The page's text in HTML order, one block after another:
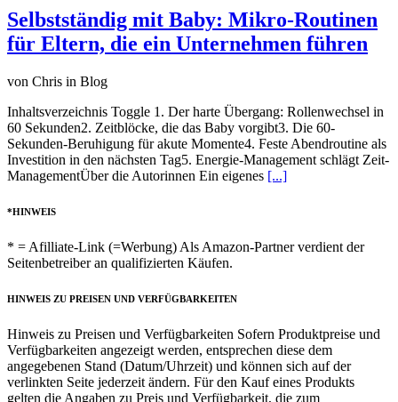
Selbstständig mit Baby: Mikro-Routinen
für Eltern, die ein Unternehmen führen
von Chris in Blog
Inhaltsverzeichnis Toggle 1. Der harte Übergang: Rollenwechsel in
60 Sekunden2. Zeitblöcke, die das Baby vorgibt3. Die 60-
Sekunden-Beruhigung für akute Momente4. Feste Abendroutine als
Investition in den nächsten Tag5. Energie-Management schlägt Zeit-
ManagementÜber die Autorinnen Ein eigenes [...]
*HINWEIS
* = Afilliate-Link (=Werbung) Als Amazon-Partner verdient der
Seitenbetreiber an qualifizierten Käufen.
HINWEIS ZU PREISEN UND VERFÜGBARKEITEN
Hinweis zu Preisen und Verfügbarkeiten Sofern Produktpreise und
Verfügbarkeiten angezeigt werden, entsprechen diese dem
angegebenen Stand (Datum/Uhrzeit) und können sich auf der
verlinkten Seite jederzeit ändern. Für den Kauf eines Produkts
gelten die Angaben zu Preis und Verfügbarkeit, die zum